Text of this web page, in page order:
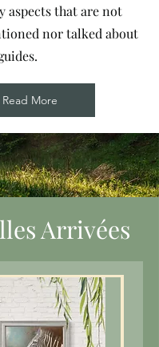
aspects that are not
nor talked about
Read More
Arrivées